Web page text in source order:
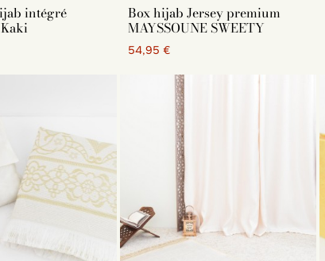
intégré Box hijab Jersey premium
MAYSSOUNE SWEETY
54,95 €